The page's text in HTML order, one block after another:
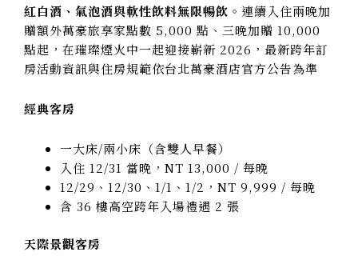
紅白酒、氣泡酒與軟性飲料無限暢飲 。連續入住兩晚加
贈額外萬豪旅享家點數 5,000 點、三晚加贈 10,000
點起，在璀璨煙火中一起迎接嶄新 2026，最新跨年訂
房活動資訊與住房規範依台北萬豪酒店官方公告為準
經典客房
一大床/兩小床（含雙人早餐）
入住 12/31 當晚，NT 13,000 / 每晚
12/29、12/30、1/1、1/2，NT 9,999 / 每晚
含 36 樓高空跨年入場禮遇 2 張
天際景觀客房